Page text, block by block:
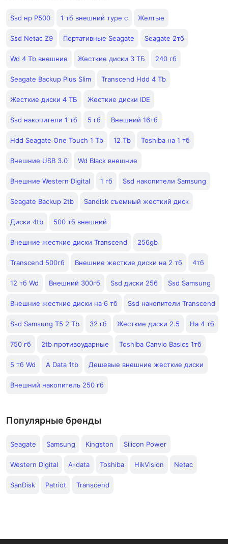
Ssd нр P500 1 тб внешний туре с Желтые
Ssd Netac Z9 Портативные Seagate Seagate 2тб
Wd 4 Tb внешние Жесткие диски 3 ТБ 240 гб
Seagate Backup Plus Slim Transcend Hdd 4 Tb
Жесткие диски 4 ТБ Жесткие диски IDE
Ssd накопители 1 тб 5 гб Внешний 16тб
Hdd Seagate One Touch 1 Tb 12 Tb Toshiba на 1 тб
Внешние USB 3.0 Wd Black внешние
Внешние Western Digital 1 гб Ssd накопители Samsung
Seagate Backup 2tb Sandisk съемный жесткий диск
Диски 4tb 500 тб внешний
Внешние жесткие диски Transcend 256gb
Transcend 500гб Внешние жесткие диски на 2 тб 4тб
12 тб Wd Внешний 300гб Ssd диски 256 Ssd Samsung
Внешние жесткие диски на 6 тб Ssd накопители Transcend
Ssd Samsung T5 2 Tb 32 гб Жесткие диски 2.5 На 4 тб
750 гб 2tb противоударные Toshiba Canvio Basics 1тб
5 тб Wd А Data 1tb Дешевые внешние жесткие диски
Внешний накопитель 250 гб
Популярные бренды
Seagate Samsung Kingston Silicon Power
Western Digital A-data Toshiba HikVision Netac
SanDisk Patriot Transcend